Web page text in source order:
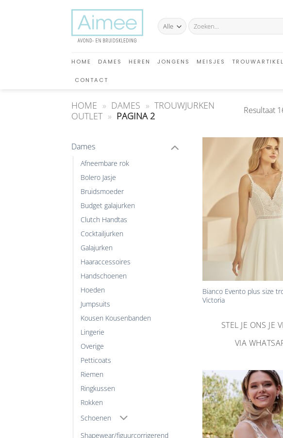
Zoeken
naar:
HOME DAMES HEREN JONGENS MEISJES
CONTACT
HOME » DAMES » TROUWJURKEN
OUTLET » PAGINA 2 Resultaat
Dames
Afneembare rok
Bolero Jasje
Bruidsmoeder
Budget galajurken
Clutch Handtas
Cocktailjurken
Galajurken
Haaraccessoires
Handschoenen
Hoeden
Jumpsuits
Kousen Kousenbanden
Lingerie
Overige
Petticoats
Riemen
Ringkussen
Rokken
Schoenen
Shapewear/figuurcorrigerend
Bianco Evento plus size
Victoria
STEL JE ONS JE
VIA